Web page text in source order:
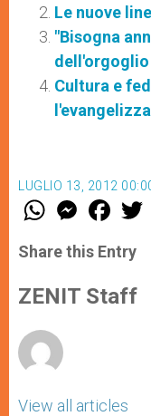
Le nuove
"Bisogna
dell'orgoglio
Cultura e
LUGLIO 13, 2012
W
t
s
p
p
M
e
s
e
g
e
F
a
e
b
o
k
Share this Entry
ZENIT Staff
View all articles